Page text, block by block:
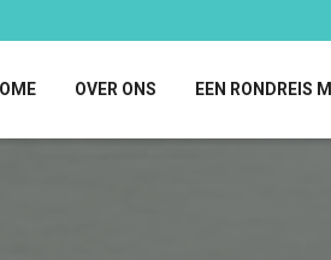
OVER ONS EEN RONDREIS